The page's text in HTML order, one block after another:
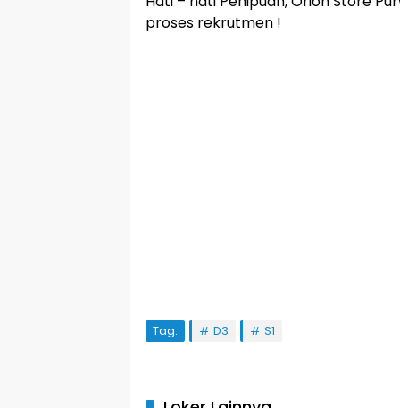
proses rekrutmen !
Tag: D3 S1